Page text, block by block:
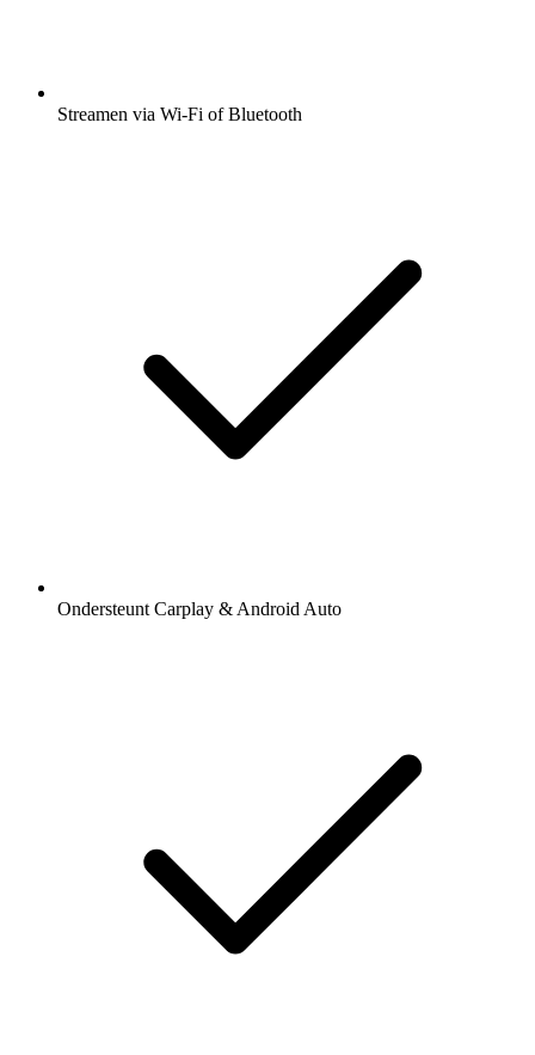
Streamen via Wi-Fi of Bluetooth
Ondersteunt Carplay & Android Auto